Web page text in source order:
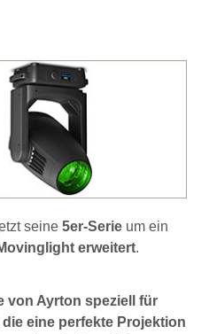
seine 5er-Serie um ein
erweitert.
von Ayrton speziell für
eine perfekte Projektion